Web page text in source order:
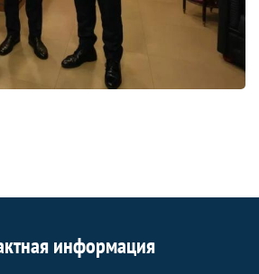
информация